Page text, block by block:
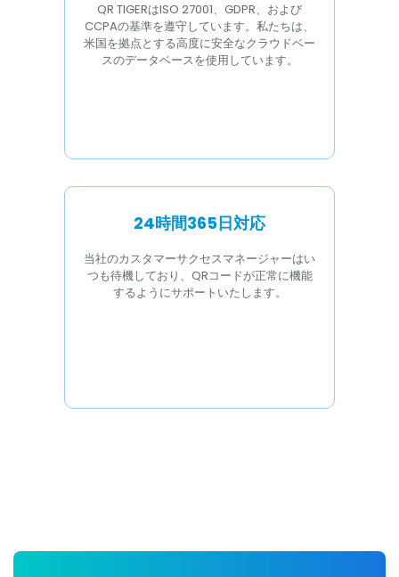
QR TIGERはISO 27001、GDPR、および
CCPAの基準を遵守しています。私たちは、
米国を拠点とする高度に安全なクラウドベー
スのデータベースを使用しています。
24時間365日対応
当社のカスタマーサクセスマネージャーはい
つも待機しており、QRコードが正常に機能
するようにサポートいたします。